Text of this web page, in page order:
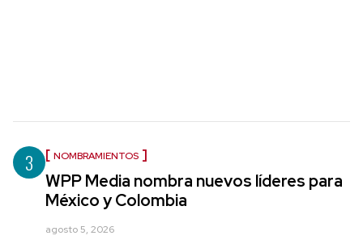
3 NOMBRAMIENTOS
WPP Media nombra nuevos líderes para
México y Colombia
agosto 5, 2026